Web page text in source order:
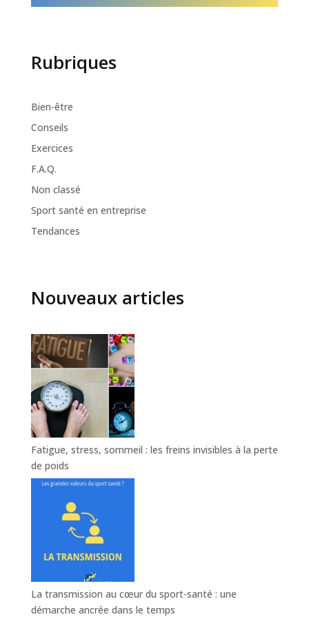
Rubriques
Bien-être
Conseils
Exercices
F.A.Q.
Non classé
Sport santé en entreprise
Tendances
Nouveaux articles
Fatigue, stress, sommeil : les freins invisibles à la perte
de poids
La transmission au cœur du sport-santé : une
démarche ancrée dans le temps